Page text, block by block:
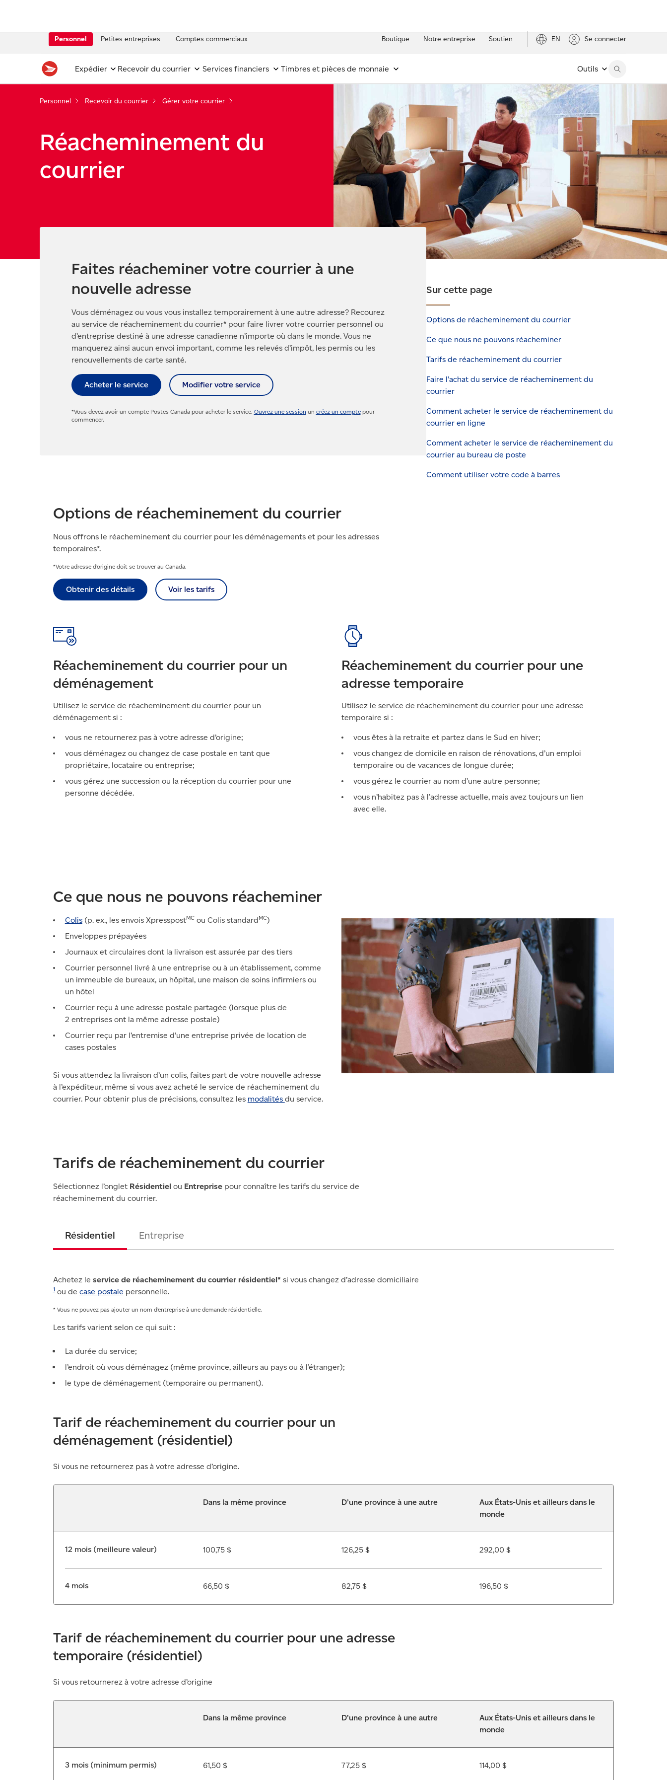
Personnel Petites entreprises Comptes commerciaux Boutique Notre entreprise Soutien EN Se connecter
Expédier Recevoir du courrier Services financiers Timbres et pièces de monnaie Outils
Personnel Recevoir du courrier Gérer votre courrier
Réacheminement du
courrier
Faites réacheminer votre courrier à une
nouvelle adresse
Vous déménagez ou vous vous installez temporairement à une autre adresse? Recourez
au service de réacheminement du courrier* pour faire livrer votre courrier personnel ou
d’entreprise destiné à une adresse canadienne n’importe où dans le monde. Vous ne
manquerez ainsi aucun envoi important, comme les relevés d’impôt, les permis ou les
renouvellements de carte santé.
Acheter le service Modifier votre service
*Vous devez avoir un compte Postes Canada pour acheter le service. Ouvrez une session un créez un comptepour
commencer.
Sur cette page
Options de réacheminement du courrier
Ce que nous ne pouvons réacheminer
Tarifs de réacheminement du courrier
Faire l’achat du service de réacheminement du
courrier
Comment acheter le service de réacheminement du
courrier en ligne
Comment acheter le service de réacheminement du
courrier au bureau de poste
Comment utiliser votre code à barres
Options de réacheminement du courrier
Nous offrons le réacheminement du courrier pour les déménagements et pour les adresses
temporaires*.​
*Votre adresse d’origine doit se trouver au Canada.
Obtenir des détails Voir les tarifs
Réacheminement du courrier pour un
déménagement
Utilisez le service de réacheminement du courrier pour un
déménagement si :
vous ne retournerez pas à votre adresse d’origine;
vous déménagez ou changez de case postale en tant que
propriétaire, locataire ou entreprise;
vous gérez une succession ou la réception du courrier pour une
personne décédée.
Réacheminement du courrier pour une
adresse temporaire
Utilisez le service de réacheminement du courrier pour une adresse
temporaire si :
vous êtes à la retraite et partez dans le Sud en hiver;
vous changez de domicile en raison de rénovations, d’un emploi
temporaire ou de vacances de longue durée;
vous gérez le courrier au nom d’une autre personne;
vous n’habitez pas à l’adresse actuelle, mais avez toujours un lien
avec elle.
Ce que nous ne pouvons réacheminer
Colis(p. ex., les envois XpresspostMCou Colis standardMC)
Enveloppes prépayées
Journaux et circulaires dont la livraison est assurée par des tiers
Courrier personnel livré à une entreprise ou à un établissement, comme
un immeuble de bureaux, un hôpital, une maison de soins infirmiers ou
un hôtel
Courrier reçu à une adresse postale partagée (lorsque plus de
2 entreprises ont la même adresse postale)
Courrier reçu par l’entremise d’une entreprise privée de location de
cases postales
Si vous attendez la livraison d’un colis, faites part de votre nouvelle adresse
à l’expéditeur, même si vous avez acheté le service de réacheminement du
courrier. Pour obtenir plus de précisions, consultez les modalités du service.
Tarifs de réacheminement du courrier
Sélectionnez l’onglet Résidentielou Entreprisepour connaître les tarifs du service de
réacheminement du courrier.
Résidentiel Entreprise
Achetez le service de réacheminement du courrier résidentiel* si vous changez d’adresse domiciliaire
1ou de case postale personnelle.
* Vous ne pouvez pas ajouter un nom d’entreprise à une demande résidentielle.
Les tarifs varient selon ce qui suit :
La durée du service;
l’endroit où vous déménagez (même province, ailleurs au pays ou à l’étranger);
le type de déménagement (temporaire ou permanent).
Tarif de réacheminement du courrier pour un
déménagement (résidentiel)
Si vous ne retournerez pas à votre adresse d’origine.
Dans la même province D’une province à une autre
Aux États-Unis et ailleurs dans le
monde
12 mois (meilleure valeur) 100,75 $ 126,25 $ 292,00 $
4 mois 66,50 $ 82,75 $ 196,50 $
Tarif de réacheminement du courrier pour une adresse
temporaire (résidentiel)
Si vous retournerez à votre adresse d’origine
Dans la même province D’une province à une autre
Aux États-Unis et ailleurs dans le
monde
3 mois (minimum permis) 61,50 $ 77,25 $ 114,00 $